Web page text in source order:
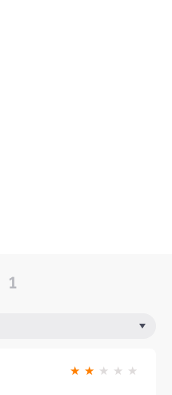
1
★ ★ ★ ★ ★